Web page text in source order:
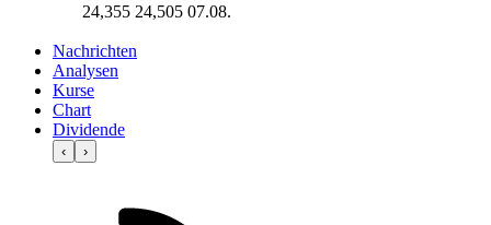
24,355 24,505 07.08.
Nachrichten
Analysen
Kurse
Chart
Dividende
‹ ›